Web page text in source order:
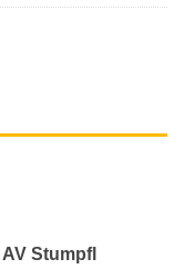
AV Stumpfl